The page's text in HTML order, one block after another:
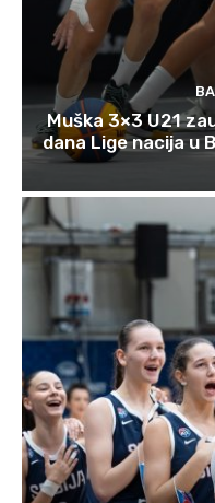
Muška 3×3 U21
dana Lige nacija u